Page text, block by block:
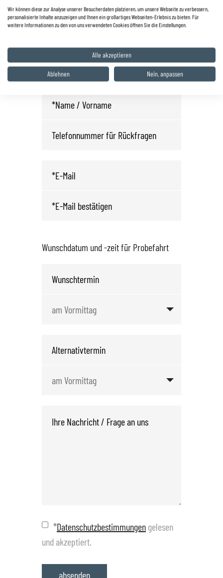
0 68 25 / 22 03
info.wnd@autohaus-zyrull.de
Fahrzeug anfragen oder
Probefahrt vereinbaren
Wunschdatum und -zeit für Probefahrt
*Datenschutzbestimmungen gelesen
und akzeptiert.
Wir können diese zur Analyse unserer Besucherdaten platzieren, um unsere Webseite zu verbessern,
personalisierte Inhalte anzuzeigen und Ihnen ein großartiges Webseiten-Erlebnis zu bieten. Für
weitere Informationen zu den von uns verwendeten Cookies öffnen Sie die Einstellungen.
Alle akzeptieren
Ablehnen Nein, anpassen